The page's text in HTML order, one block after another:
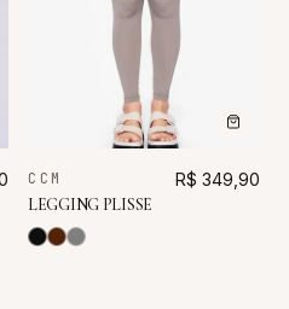
CCM
LEGGING PLISSE
R$ 349,90